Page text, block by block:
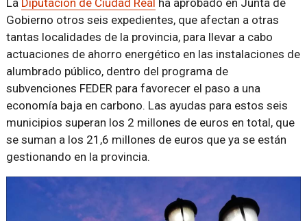
La Diputación de Ciudad Real ha aprobado en Junta de
Gobierno otros seis expedientes, que afectan a otras
tantas localidades de la provincia, para llevar a cabo
actuaciones de ahorro energético en las instalaciones de
alumbrado público, dentro del programa de
subvenciones FEDER para favorecer el paso a una
economía baja en carbono. Las ayudas para estos seis
municipios superan los 2 millones de euros en total, que
se suman a los 21,6 millones de euros que ya se están
gestionando en la provincia.